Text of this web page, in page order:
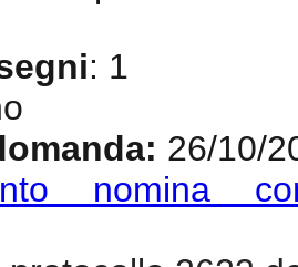
: 1
: 26/10/
nomina